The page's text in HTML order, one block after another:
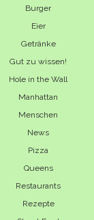
Burger
Eier
Getränke
Gut zu wissen!
Hole in the Wall
Manhattan
Menschen
News
Pizza
Queens
Restaurants
Rezepte